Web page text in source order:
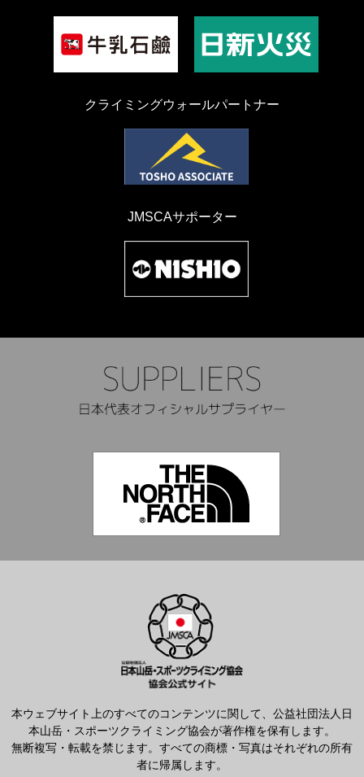
クライミングウォールパートナー
JMSCAサポーター
本ウェブサイト上のすべてのコンテンツに関して、公益社団法人日
本山岳・スポーツクライミング協会が著作権を保有します。
無断複写・転載を禁じます。すべての商標・写真はそれぞれの所有
者に帰属します。